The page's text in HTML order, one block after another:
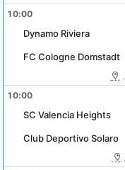
10:00
Dynamo Riviera
FC Cologne Domstadt
10:00
SC Valencia Heights
Club Deportivo Solaro